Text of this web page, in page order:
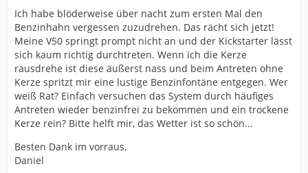
Ich habe blöderweise über nacht zum ersten Mal den
Benzinhahn vergessen zuzudrehen. Das rächt sich jetzt!
Meine V50 springt prompt nicht an und der Kickstarter lässt
sich kaum richtig durchtreten. Wenn ich die Kerze
rausdrehe ist diese äußerst nass und beim Antreten ohne
Kerze spritzt mir eine lustige Benzinfontäne entgegen. Wer
weiß Rat? Einfach versuchen das System durch häufiges
Antreten wieder benzinfrei zu bekommen und ein trockene
Kerze rein? Bitte helft mir, das Wetter ist so schön...
Besten Dank im vorraus,
Daniel